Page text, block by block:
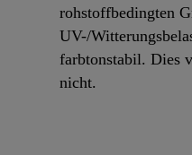
rohstoffbedingten
UV-/
farbtonstabil. Dies
nicht.